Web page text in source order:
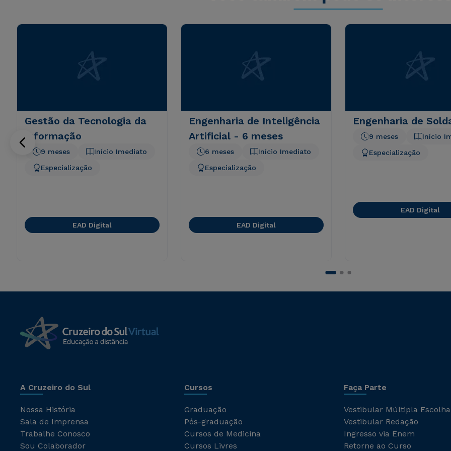
Gestão da Tecnologia da
Informação
Início Imediato
9 meses
Especialização
EAD Digital
Engenharia de Inteligência
Artificial - 6 meses
Início Imediato
6 meses
Especialização
EAD Digital
Engenharia de
Início
9 meses
Especialização
EAD Digital
A Cruzeiro do Sul
Nossa História
Sala de Imprensa
Trabalhe Conosco
Sou Colaborador
Cursos
Graduação
Pós-graduação
Cursos de Medicina
Cursos Livres
Faça Parte
Vestibular Múltipla Escolha
Vestibular Redação
Ingresso via Enem
Retorne ao Curso